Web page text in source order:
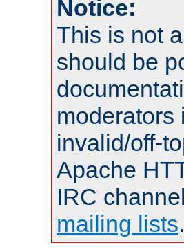
Notice:
This is not
should be
moderators
invalid/off-
Apache
IRC
mailing lists.